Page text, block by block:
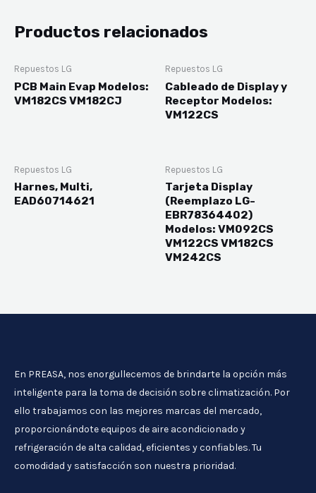
Productos relacionados
Repuestos LG
PCB Main Evap Modelos:
VM182CS VM182CJ
Repuestos LG
Cableado de Display y
Receptor Modelos:
VM122CS
Repuestos LG
Harnes, Multi,
EAD60714621
Repuestos LG
Tarjeta Display
(Reemplazo LG-
EBR78364402)
Modelos: VM092CS
VM122CS VM182CS
VM242CS
En PREASA, nos enorgullecemos de brindarte la opción más
inteligente para la toma de decisión sobre climatización. Por
ello trabajamos con las mejores marcas del mercado,
proporcionándote equipos de aire acondicionado y
refrigeración de alta calidad, eficientes y confiables. Tu
comodidad y satisfacción son nuestra prioridad.